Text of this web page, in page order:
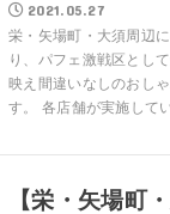
2021.05.27
栄・矢場町・大須周辺
り、パフェ激戦区とし
映え間違いなしのおし
す。 各店舗が実施して
【栄・矢場町